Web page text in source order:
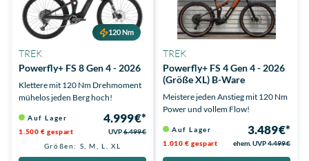
120 Nm
TREK
Powerfly+ FS 8 Gen 4 - 2026
Klettere mit 120 Nm Drehmoment
mühelos jeden Berg hoch!
Auf Lager 4.999 €*
1.500 € gespart UVP6.499 €
Größen: S, M, L, XL
TREK
Powerfly+ FS 4 Gen 4 - 2026
(Größe XL) B-Ware
Meistere jeden Anstieg mit 120 Nm
Power und vollem Flow!
Auf Lager 3.489 €*
1.010 € gespart ehem. UVP4.499 €